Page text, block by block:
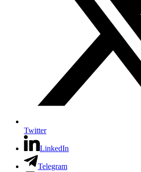
Twitter
LinkedIn
Telegram